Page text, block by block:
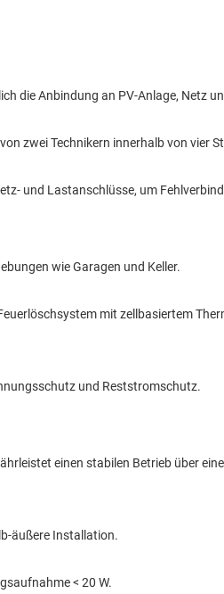
die Anbindung an PV-Anlage, Netz
zwei Technikern innerhalb von vier
und Lastanschlüsse, um
wie Garagen und Keller.
mit zellbasiertem
und Reststromschutz.
einen stabilen Betrieb über
äußere Installation.
< 20 W.